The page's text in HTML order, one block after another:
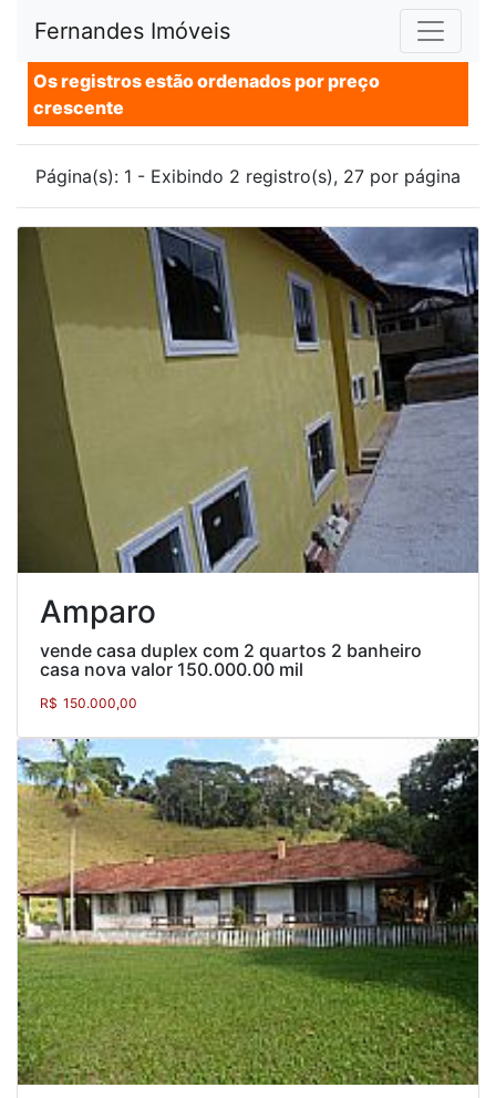
Fernandes Imóveis
Os registros estão ordenados por preço
crescente
Página(s): 1 - Exibindo 2 registro(s), 27 por página
Amparo
vende casa duplex com 2 quartos 2 banheiro
casa nova valor 150.000.00 mil
R$ 150.000,00